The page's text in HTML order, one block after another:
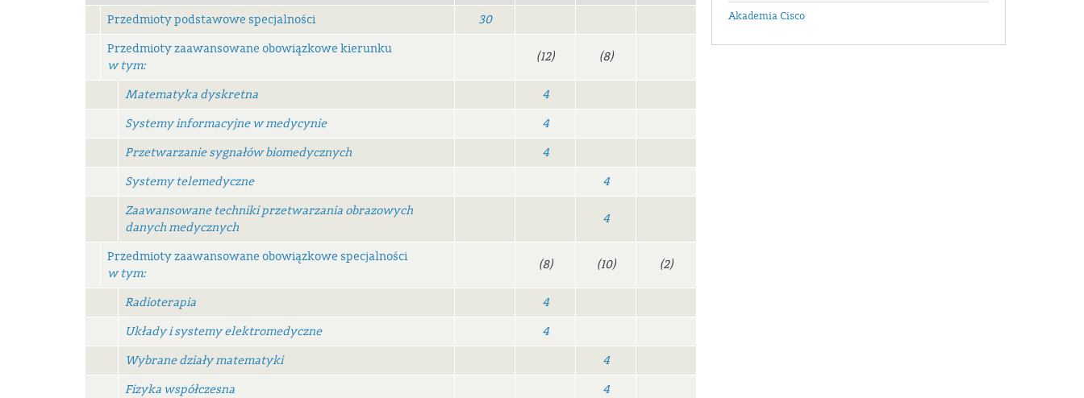
Akademia Cisco
Przedmioty podstawowe specjalności
30
Przedmioty zaawansowane obowiązkowe kierunku
w tym:
(12) (8)
Matematyka dyskretna
4
Systemy informacyjne w medycynie
4
Przetwarzanie sygnałów biomedycznych
4
Systemy telemedyczne
4
Zaawansowane techniki przetwarzania obrazowych
danych medycznych
4
Przedmioty zaawansowane obowiązkowe specjalności
w tym:
(8) (10) (2)
Radioterapia
4
Układy i systemy elektromedyczne
4
Wybrane działy matematyki
4
Fizyka współczesna
4